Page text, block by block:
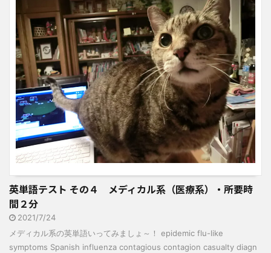
英単語テスト その４ メディカル系（医療系）・所要時
間２分
2021/7/24
メディカル系の英単語いってみましょ～！ epidemic flu-like
symptoms Spanish influenza contagious contagion casualty diagn